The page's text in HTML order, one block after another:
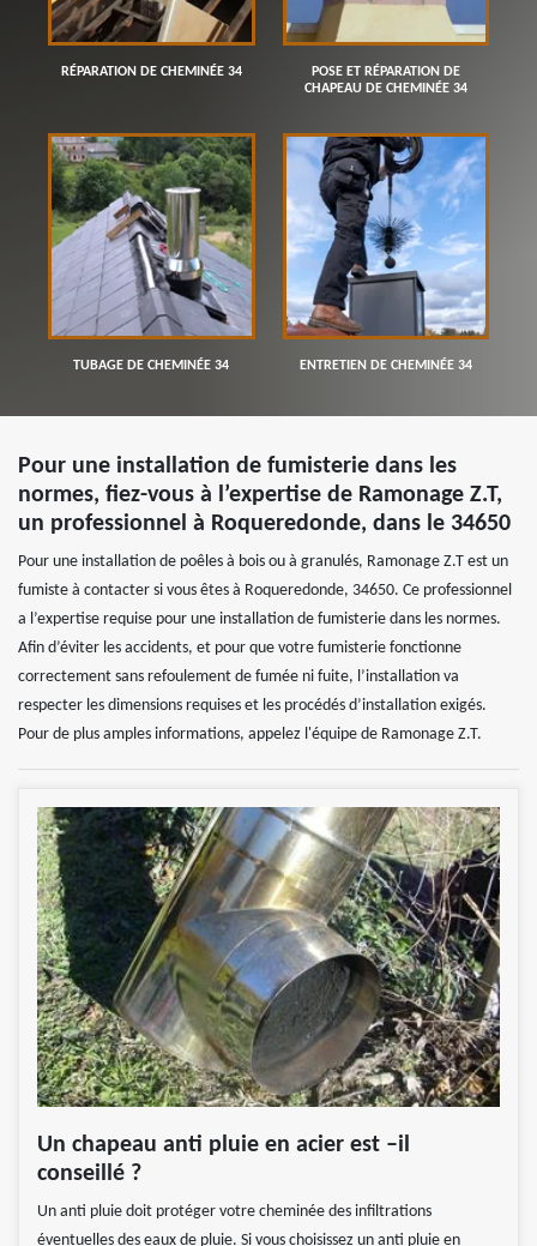
RÉPARATION DE CHEMINÉE 34
POSE ET RÉPARATION DE
CHAPEAU DE CHEMINÉE 34
TUBAGE DE CHEMINÉE 34 ENTRETIEN DE CHEMINÉE 34
Pour une installation de fumisterie dans les
normes, fiez-vous à l’expertise de Ramonage Z.T,
un professionnel à Roqueredonde, dans le 34650
Pour une installation de poêles à bois ou à granulés, Ramonage Z.T est un
fumiste à contacter si vous êtes à Roqueredonde, 34650. Ce professionnel
a l’expertise requise pour une installation de fumisterie dans les normes.
Afin d’éviter les accidents, et pour que votre fumisterie fonctionne
correctement sans refoulement de fumée ni fuite, l’installation va
respecter les dimensions requises et les procédés d’installation exigés.
Pour de plus amples informations, appelez l'équipe de Ramonage Z.T.
Un chapeau anti pluie en acier est –il
conseillé ?
Un anti pluie doit protéger votre cheminée des infiltrations
éventuelles des eaux de pluie. Si vous choisissez un anti pluie en